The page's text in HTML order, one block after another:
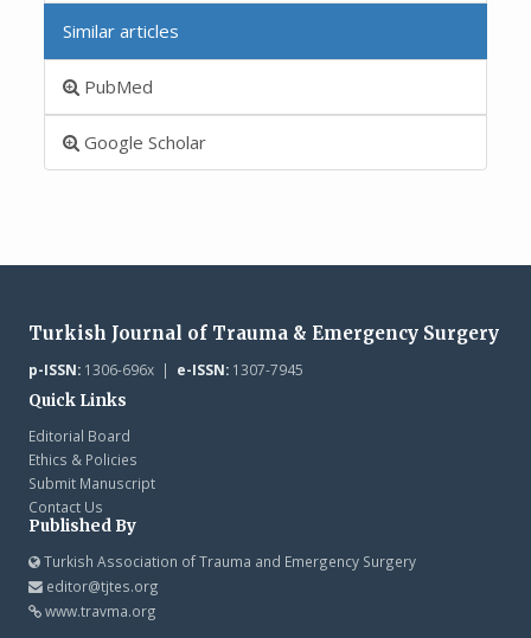
Similar articles
PubMed
Google Scholar
Turkish Journal of Trauma & Emergency Surgery
p-ISSN:1306-696x | e-ISSN:1307-7945
Quick Links
Editorial Board
Ethics & Policies
Submit Manuscript
Contact Us
Published By
Turkish Association of Trauma and Emergency Surgery
editor@tjtes.org
www.travma.org